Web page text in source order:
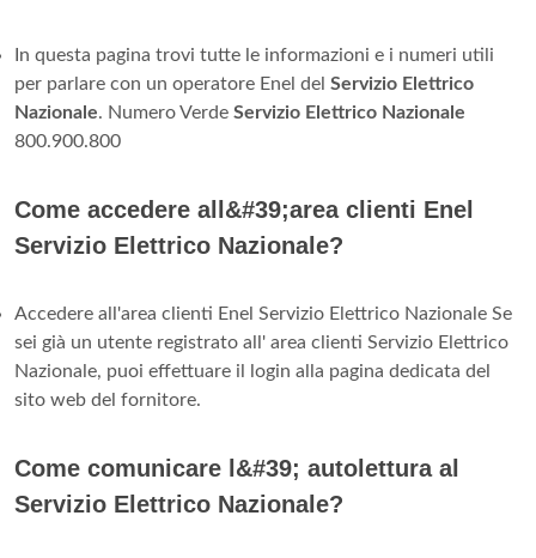
In questa pagina trovi tutte le informazioni e i numeri utili
per parlare con un operatore Enel del Servizio Elettrico
Nazionale. Numero Verde Servizio Elettrico Nazionale
800.900.800
Come accedere all&#39;area clienti Enel
Servizio Elettrico Nazionale?
Accedere all'area clienti Enel Servizio Elettrico Nazionale Se
sei già un utente registrato all' area clienti Servizio Elettrico
Nazionale, puoi effettuare il login alla pagina dedicata del
sito web del fornitore.
Come comunicare l&#39; autolettura al
Servizio Elettrico Nazionale?